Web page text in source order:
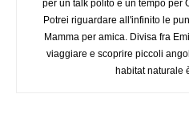
per un talk polito e un tempo per
Potrei riguardare all'infinito le
Mamma per amica. Divisa fra
viaggiare e scoprire piccoli
habitat naturale